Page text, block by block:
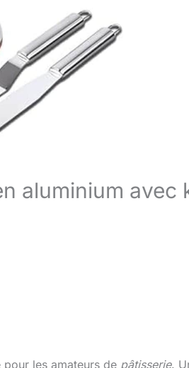
aluminium avec
pour les amateurs de pâtisserie.